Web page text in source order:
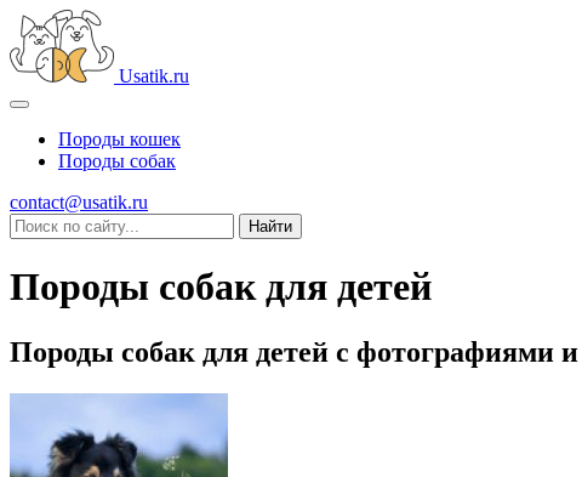
Usatik.ru
Породы кошек
Породы собак
contact@usatik.ru
Породы собак для детей
Породы собак для детей с фотографиями